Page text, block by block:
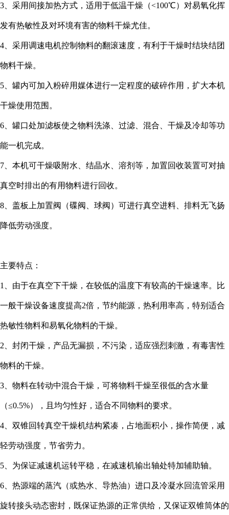
3、采用间接加热方式，适用于低温干燥（<100℃）对易氧化挥
发有热敏性及对环境有害的物料干燥尤佳。
4、采用调速电机控制物料的翻滚速度，有利于干燥时结块结团
物料干燥。
5、罐内可加入粉碎用媒体进行一定程度的破碎作用，扩大本机
干燥使用范围。
6、罐口处加滤板使之物料洗涤、过滤、混合、干燥及冷却等功
能一机完成。
7、本机可干燥吸附水、结晶水、溶剂等，加置回收装置可对抽
真空时排出的有用物料进行回收。
8、盖板上加置阀（碟阀、球阀）可进行真空进料、排料无飞扬
降低劳动强度。
主要特点：
1、由于在真空下干燥，在较低的温度下有较高的干燥速率。比
一般干燥设备速度提高2倍，节约能源，热利用率高，特别适合
热敏性物料和易氧化物料的干燥。
2、封闭干燥，产品无漏损，不污染，适应强烈刺激，有毒害性
物料的干燥。
3、物料在转动中混合干燥，可将物料干燥至很低的含水量
（≤0.5%），且均匀性好，适合不同物料的要求。
4、双锥回转真空干燥机结构紧凑，占地面积小，操作简便，减
轻劳动强度，节省劳力。
5、为保证减速机运转平稳，在减速机输出轴处特加辅助轴。
6、热源端的蒸汽（或热水、导热油）进口及冷凝水回流管采用
旋转接头动态密封，既保证热源的正常供给，又保证双锥筒体的